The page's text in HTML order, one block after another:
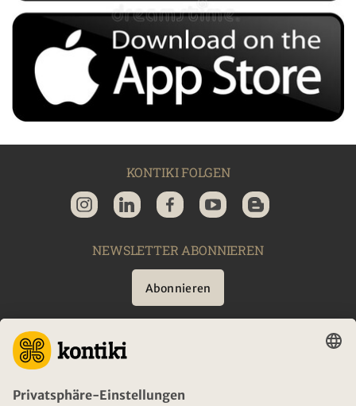
KONTIKI FOLGEN
NEWSLETTER ABONNIEREN
Abonnieren
BERATUNG
NOTFALL AUF REISEN